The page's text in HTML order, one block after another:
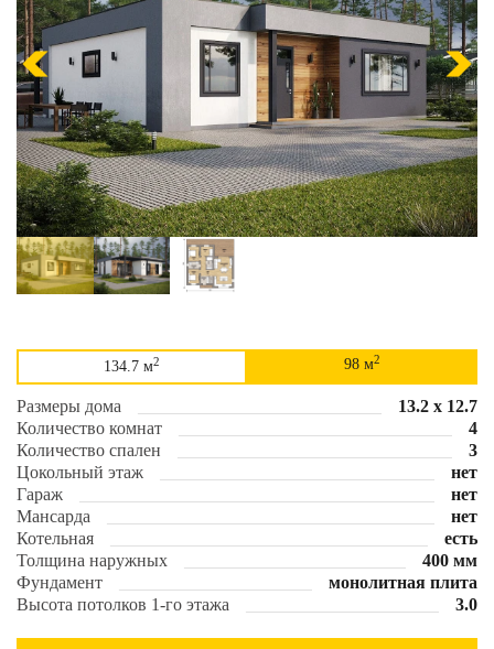
134.7 м2 98 м2
Размеры дома
13.2 х 12.7
Количество комнат
4
Количество спален
3
Цокольный этаж
нет
Гараж
нет
Мансарда
нет
Котельная
есть
Толщина наружных
400 мм
Фундамент
монолитная плита
Высота потолков 1-го этажа
3.0